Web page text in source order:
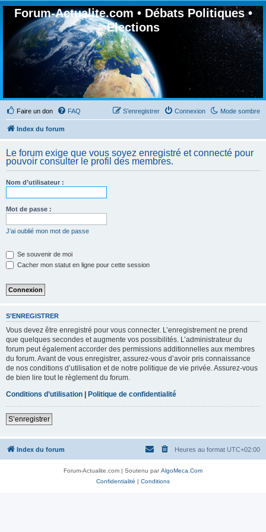
Forum-Actualite.com • Débats Politiques •
Elections
Faire un don Mode sombre
FAQ Connexion
S’enregistrer
Index du forum
Le forum exige que vous soyez enregistré et connecté pour
pouvoir consulter le profil des membres.
Nom d’utilisateur :
Mot de passe :
J’ai oublié mon mot de passe
Se souvenir de moi
Cacher mon statut en ligne pour cette session
S’ENREGISTRER
Vous devez être enregistré pour vous connecter. L’enregistrement ne prend
que quelques secondes et augmente vos possibilités. L’administrateur du
forum peut également accorder des permissions additionnelles aux membres
du forum. Avant de vous enregistrer, assurez-vous d’avoir pris connaissance
de nos conditions d’utilisation et de notre politique de vie privée. Assurez-vous
de bien lire tout le règlement du forum.
Conditions d’utilisation | Politique de confidentialité
S’enregistrer
Index du forum Heures au format UTC+02:00
Forum-Actualite.com | Soutenu parAlgoMeca.Com
Confidentialité | Conditions